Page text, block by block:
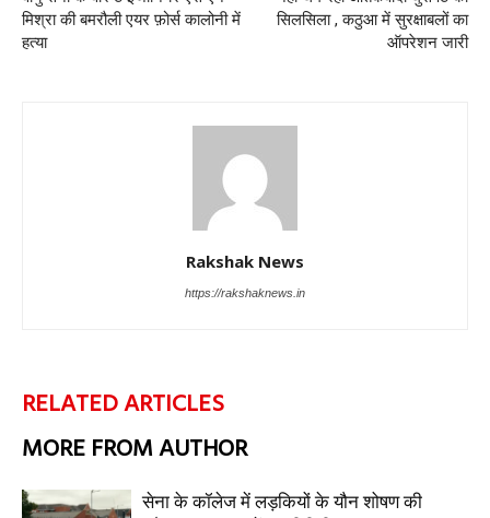
मिश्रा की बमरौली एयर फ़ोर्स कालोनी में
हत्या
सिलसिला , कठुआ में सुरक्षाबलों का
ऑपरेशन जारी
Rakshak News
https://rakshaknews.in
RELATED ARTICLES
MORE FROM AUTHOR
सेना के कॉलेज में लड़कियों के यौन शोषण की